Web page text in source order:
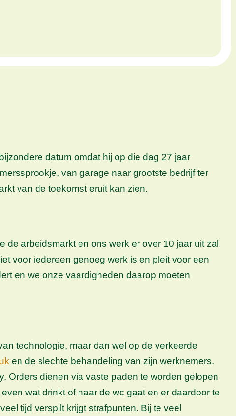
datum omdat hij op die dag 27 jaar
van garage naar grootste bedrijf ter
van de toekomst eruit kan zien.
de arbeidsmarkt en ons werk er over 10 jaar uit zal
voor iedereen genoeg werk is en pleit voor een
en we onze vaardigheden daarop moeten
technologie, maar dan wel op de verkeerde
en de slechte behandeling van zijn werknemers.
Orders dienen via vaste paden te worden gelopen
wat drinkt of naar de wc gaat en er daardoor te
tijd verspilt krijgt strafpunten. Bij te veel